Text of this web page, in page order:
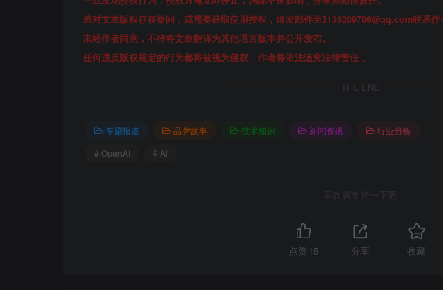
若对文章版权存在疑问，或需要获取使用授权，请发邮件至3136209706@qq.com联系作
未经作者同意，不得将文章翻译为其他语言版本并公开发布。
任何违反版权规定的行为都将被视为侵权，作者将依法追究法律责任 。
THE END
专题报道 品牌故事 技术知识 新闻资讯
行业分析
# OpenAI
# Al
喜欢就支持一下吧
点赞 15 分享 收藏